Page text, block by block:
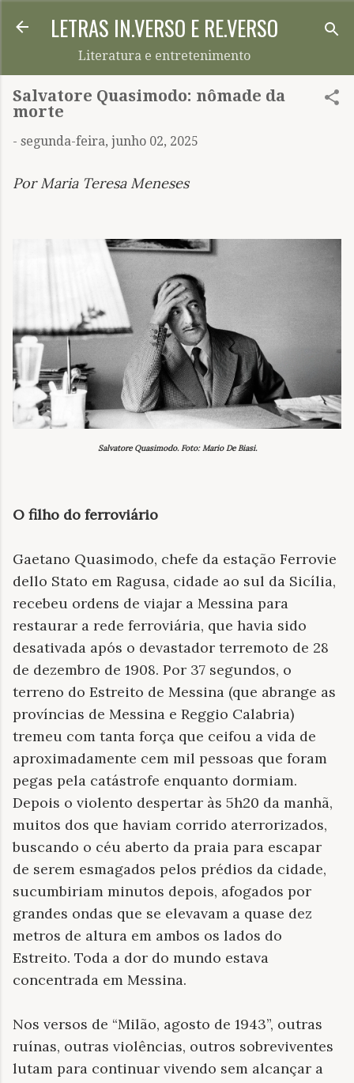
Pular para o conteúdo principal
LETRAS IN.VERSO E RE.VERSO
Literatura e entretenimento
Salvatore Quasimodo: nômade da
morte
- segunda-feira, junho 02, 2025
Por Maria Teresa Meneses
Salvatore Quasimodo. Foto: Mario De Biasi.
O filho do ferroviário
Gaetano Quasimodo, chefe da estação Ferrovie
dello Stato em Ragusa, cidade ao sul da Sicília,
recebeu ordens de viajar a Messina para
restaurar a rede ferroviária, que havia sido
desativada após o devastador terremoto de 28
de dezembro de 1908. Por 37 segundos, o
terreno do Estreito de Messina (que abrange as
províncias de Messina e Reggio Calabria)
tremeu com tanta força que ceifou a vida de
aproximadamente cem mil pessoas que foram
pegas pela catástrofe enquanto dormiam.
Depois o violento despertar às 5h20 da manhã,
muitos dos que haviam corrido aterrorizados,
buscando o céu aberto da praia para escapar
de serem esmagados pelos prédios da cidade,
sucumbiriam minutos depois, afogados por
grandes ondas que se elevavam a quase dez
metros de altura em ambos os lados do
Estreito. Toda a dor do mundo estava
concentrada em Messina.
Nos versos de “Milão, agosto de 1943”, outras
ruínas, outras violências, outros sobreviventes
lutam para continuar vivendo sem alcançar a